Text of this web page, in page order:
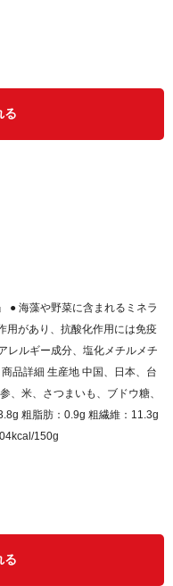
る
● 海藻や野菜に含まれるミネラ
用があり、抗酸化作用には免疫
レルギー成分、塩化メチルメチ
品詳細 生産地 中国、日本、台
、米、さつまいも、ブドウ糖、
粗脂肪：0.9g 粗繊維：11.3g
150g
る